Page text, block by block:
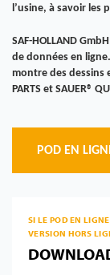
l’usine, à savoir les
SAF-HOLLAND
de données en
montre des dessins
PARTS et SAUER®
POD EN
SI LE POD EN
VERSION HORS